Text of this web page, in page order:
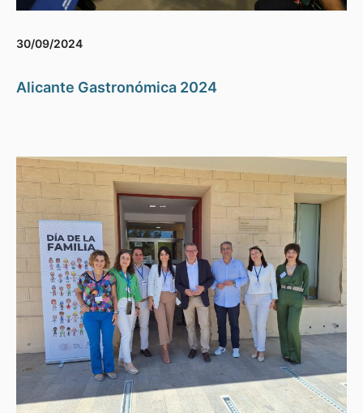
30/09/2024
Alicante Gastronómica 2024